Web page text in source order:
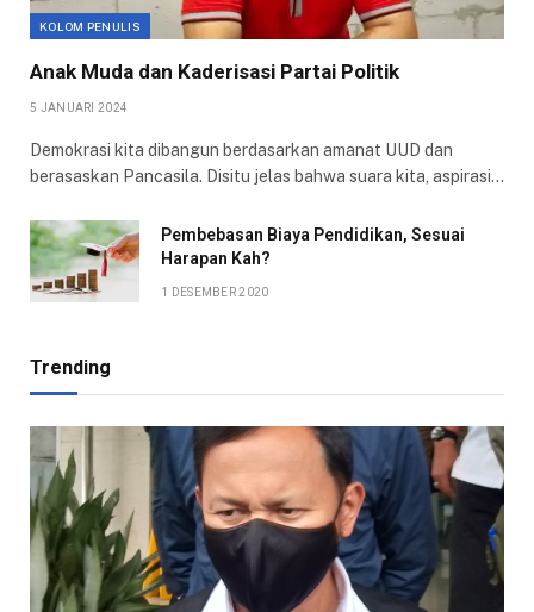
KOLOM PENULIS
Anak Muda dan Kaderisasi Partai Politik
5 JANUARI 2024
Demokrasi kita dibangun berdasarkan amanat UUD dan
berasaskan Pancasila. Disitu jelas bahwa suara kita, aspirasi…
Pembebasan Biaya Pendidikan, Sesuai
Harapan Kah?
1 DESEMBER 2020
Trending